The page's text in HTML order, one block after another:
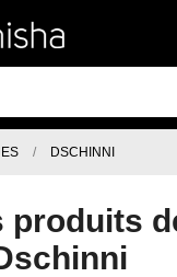
DSCHINNI
produits